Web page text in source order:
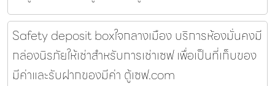
Safety deposit boxใจกลางเมือง บริการห้องมั่นคงมี
กล่องนิรภัยให้เช่าสำหรับการเช่าเซฟ เพื่อเป็นที่เก็บของ
มีค่าและรับฝากของมีค่า ตู้เซฟ.com